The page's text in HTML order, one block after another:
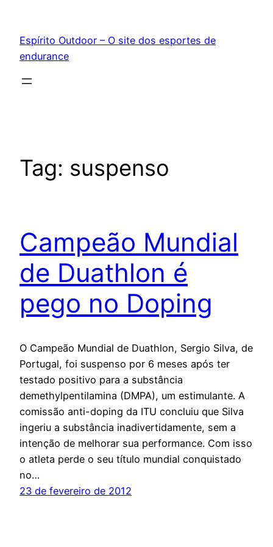
conteúdo
Espírito Outdoor – O site dos esportes de
endurance
Tag: suspenso
Campeão Mundial
de Duathlon é
pego no Doping
O Campeão Mundial de Duathlon, Sergio Silva, de
Portugal, foi suspenso por 6 meses após ter
testado positivo para a substância
demethylpentilamina (DMPA), um estimulante. A
comissão anti-doping da ITU concluiu que Silva
ingeriu a substância inadivertidamente, sem a
intenção de melhorar sua performance. Com isso
o atleta perde o seu título mundial conquistado
no…
23 de fevereiro de 2012